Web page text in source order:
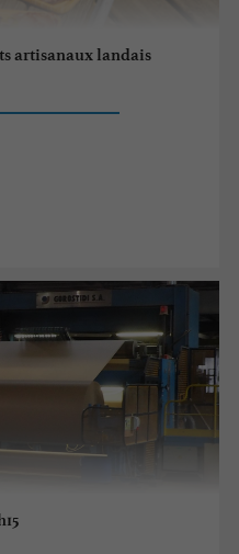
artisanaux landais